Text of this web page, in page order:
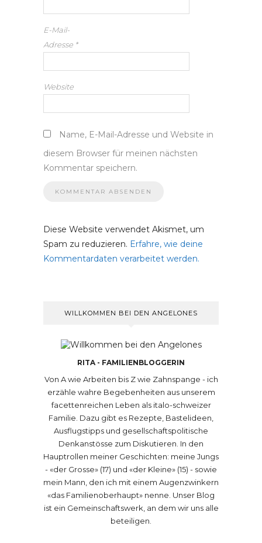
E-Mail-
Adresse *
Website
Name, E-Mail-Adresse und Website in
diesem Browser für meinen nächsten
Kommentar speichern.
Diese Website verwendet Akismet, um
Spam zu reduzieren. Erfahre, wie deine
Kommentardaten verarbeitet werden.
WILLKOMMEN BEI DEN ANGELONES
RITA - FAMILIENBLOGGERIN
Von A wie Arbeiten bis Z wie Zahnspange - ich
erzähle wahre Begebenheiten aus unserem
facettenreichen Leben als italo-schweizer
Familie. Dazu gibt es Rezepte, Bastelideen,
Ausflugstipps und gesellschaftspolitische
Denkanstösse zum Diskutieren. In den
Hauptrollen meiner Geschichten: meine Jungs
- «der Grosse» (17) und «der Kleine» (15) - sowie
mein Mann, den ich mit einem Augenzwinkern
«das Familienoberhaupt» nenne. Unser Blog
ist ein Gemeinschaftswerk, an dem wir uns alle
beteiligen.